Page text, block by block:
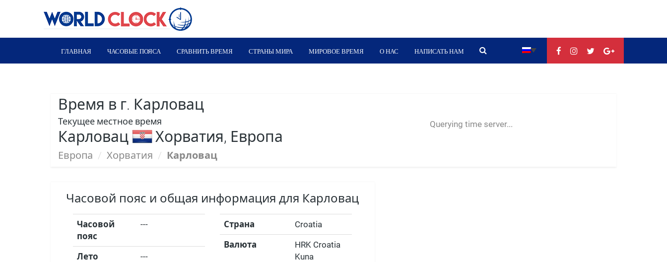
ГЛАВНАЯ ЧАСОВЫЕ ПОЯСА СРАВНИТЬ ВРЕМЯ СТРАНЫ МИРА МИРОВОЕ ВРЕМЯ О НАС НАПИСАТЬ НАМ
Время в г. Карловац
Текущее местное время
Карловац Хорватия, Европа
Европа / Хорватия / Карловац
Querying time server...
--:--
Часовой пояс и общая информация для Карловац
Часовой
пояс
---
Лето
---
Страна Croatia
Валюта
HRK Croatia
Kuna